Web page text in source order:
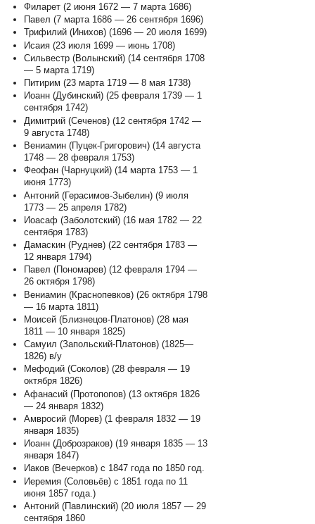
Филарет (2 июня 1672 — 7 марта 1686)
Павел (7 марта 1686 — 26 сентября 1696)
Трифилий (Инихов) (1696 — 20 июля 1699)
Исаия (23 июля 1699 — июнь 1708)
Сильвестр (Волынский) (14 сентября 1708
— 5 марта 1719)
Питирим (23 марта 1719 — 8 мая 1738)
Иоанн (Дубинский) (25 февраля 1739 — 1
сентября 1742)
Димитрий (Сеченов) (12 сентября 1742 —
9 августа 1748)
Вениамин (Пуцек-Григорович) (14 августа
1748 — 28 февраля 1753)
Феофан (Чарнуцкий) (14 марта 1753 — 1
июня 1773)
Антоний (Герасимов-Зыбелин) (9 июля
1773 — 25 апреля 1782)
Иоасаф (Заболотский) (16 мая 1782 — 22
сентября 1783)
Дамаскин (Руднев) (22 сентября 1783 —
12 января 1794)
Павел (Пономарев) (12 февраля 1794 —
26 октября 1798)
Вениамин (Краснопевков) (26 октября 1798
— 16 марта 1811)
Моисей (Близнецов-Платонов) (28 мая
1811 — 10 января 1825)
Самуил (Запольский-Платонов) (1825—
1826) в/у
Мефодий (Соколов) (28 февраля — 19
октября 1826)
Афанасий (Протопопов) (13 октября 1826
— 24 января 1832)
Амвросий (Морев) (1 февраля 1832 — 19
января 1835)
Иоанн (Доброзраков) (19 января 1835 — 13
января 1847)
Иаков (Вечерков) с 1847 года по 1850 год.
Иеремия (Соловьёв) с 1851 года по 11
июня 1857 года.)
Антоний (Павлинский) (20 июля 1857 — 29
сентября 1860